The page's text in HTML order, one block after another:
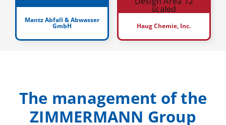
Mantz Abfall & Abwasser
GmbH Haug Chemie, Inc.
The management of the
ZIMMERMANN Group